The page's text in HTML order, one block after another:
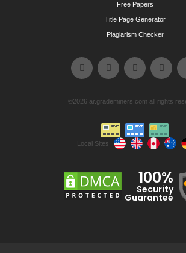
Free Papers
Title Page Generator
Plagiarism Checker
©2026 ar.grademiners.com all rights
Local Sites
100%
Security
Guarantee